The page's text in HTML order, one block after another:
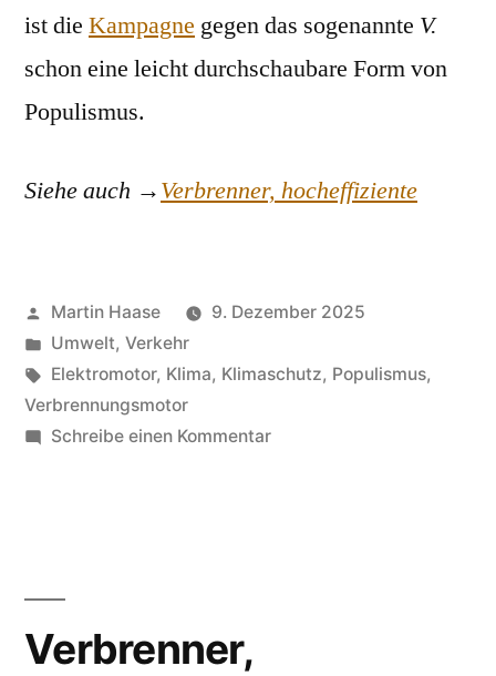
ist die Kampagne gegen das sogenannte V.
schon eine leicht durchschaubare Form von
Populismus.
Siehe auch →Verbrenner, hocheffiziente
Veröffentlicht
von
Martin Haase
9. Dezember 2025
Veröffentlicht
in
Umwelt, Verkehr
Schlagwörter:
Elektromotor, Klima, Klimaschutz, Populismus,
Verbrennungsmotor
Schreibe einen Kommentarzu
Verbrenner,